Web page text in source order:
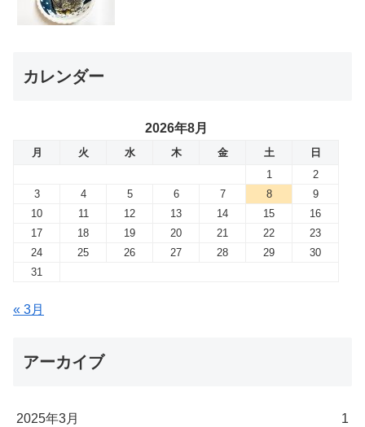
カレンダー
2026年8月
月 火 水 木 金 土
日
1
2
3
4 5 6 7 8
9
10
11 12 13 14 15
16
17
18 19 20 21 22
23
24
25 26 27 28 29
30
31
« 3月
アーカイブ
2025年3月 1